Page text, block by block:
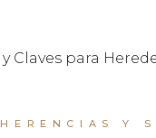
HERENCIAS Y